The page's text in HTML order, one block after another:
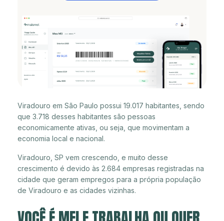
Viradouro em São Paulo possui 19.017 habitantes, sendo
que 3.718 desses habitantes são pessoas
economicamente ativas, ou seja, que movimentam a
economia local e nacional.
Viradouro, SP vem crescendo, e muito desse
crescimento é devido às 2.684 empresas registradas na
cidade que geram empregos para a própria população
de Viradouro e as cidades vizinhas.